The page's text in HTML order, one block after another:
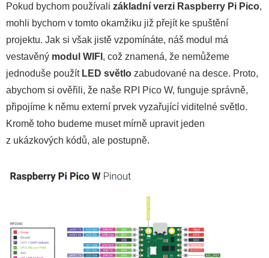
Pokud bychom používali základní verzi Raspberry Pi Pico,
mohli bychom v tomto okamžiku již přejít ke spuštění
projektu. Jak si však jistě vzpomínáte, náš modul má
vestavěný modul WIFI , což znamená, že nemůžeme
jednoduše použít LED světlo zabudované na desce. Proto,
abychom si ověřili, že naše RPI Pico W, funguje správně,
připojíme k němu externí prvek vyzařující viditelné světlo.
Kromě toho budeme muset mírně upravit jeden
z ukázkových kódů, ale postupně.